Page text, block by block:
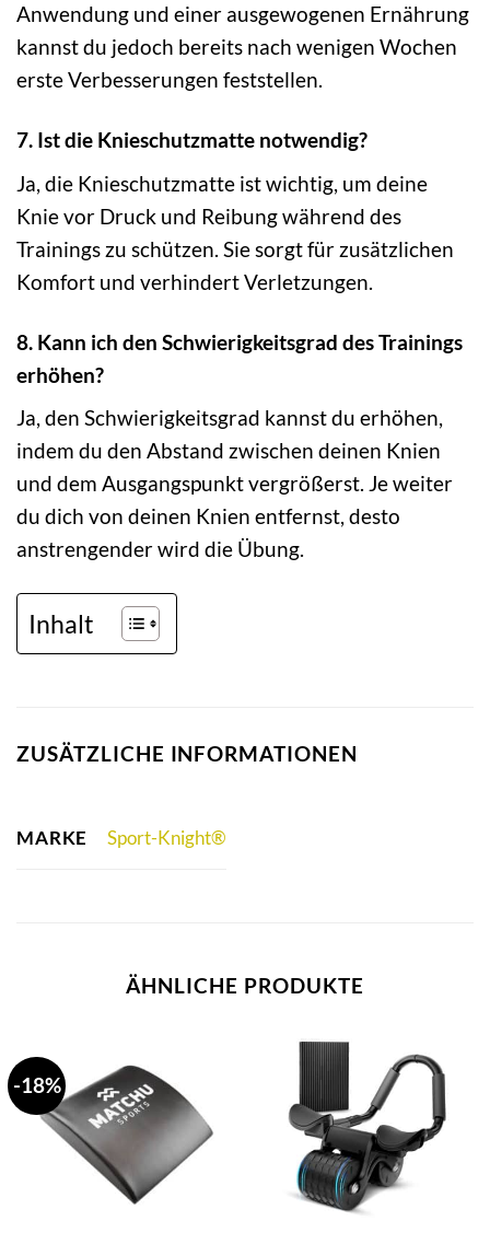
Anwendung und einer ausgewogenen Ernährung
kannst du jedoch bereits nach wenigen Wochen
erste Verbesserungen feststellen.
7. Ist die Knieschutzmatte notwendig?
Ja, die Knieschutzmatte ist wichtig, um deine
Knie vor Druck und Reibung während des
Trainings zu schützen. Sie sorgt für zusätzlichen
Komfort und verhindert Verletzungen.
8. Kann ich den Schwierigkeitsgrad des Trainings
erhöhen?
Ja, den Schwierigkeitsgrad kannst du erhöhen,
indem du den Abstand zwischen deinen Knien
und dem Ausgangspunkt vergrößerst. Je weiter
du dich von deinen Knien entfernst, desto
anstrengender wird die Übung.
Inhalt
ZUSÄTZLICHE INFORMATIONEN
MARKE Sport-Knight®
ÄHNLICHE PRODUKTE
-18%